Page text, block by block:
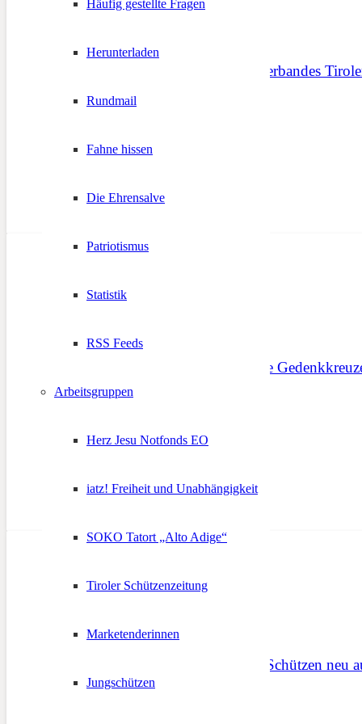
Häufig gestellte Fragen
Herunterladen
Rundmail
Fahne hissen
Die Ehrensalve
Patriotismus
Statistik
RSS Feeds
Arbeitsgruppen
Herz Jesu Notfonds EO
iatz! Freiheit und Unabhängigkeit
SOKO Tatort „Alto Adige“
Tiroler Schützenzeitung
Marketenderinnen
Jungschützen
Landesausschuss des Verbandes
19. März 2023
An der Front – 10 Jahre
Liederbuch für Tiroler Schützen neu